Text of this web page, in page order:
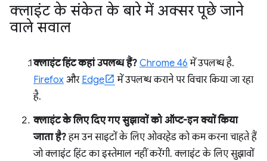
क्लाइंट के संकेत के बारे में अक्सर पूछे जाने
वाले सवाल
क्लाइंट हिंट कहां उपलब्ध हैं? Chrome 46 में उपलब्ध है.
Firefox और Edge
में उपलब्ध कराने पर विचार किया जा रहा
है.
क्लाइंट के लिए दिए गए सुझावों को ऑप्ट-इन क्यों किया
जाता है?हम उन साइटों के लिए ओवरहेड को कम करना चाहते हैं
जो क्लाइंट हिंट का इस्तेमाल नहीं करेंगी. क्लाइंट के लिए सुझावों